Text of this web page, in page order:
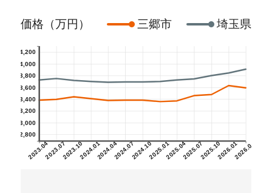
価格（万円） 三郷市 埼玉県
2023.042023.072023.102024.012024.042024.072024.102025.012025.042025.072025.102026.012026.04
2,800
3,000
3,200
3,400
3,600
3,800
4,000
4,200